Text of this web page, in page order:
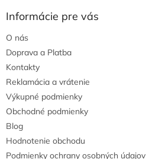
Informácie pre vás
O nás
Doprava a Platba
Kontakty
Reklamácia a vrátenie
Výkupné podmienky
Obchodné podmienky
Blog
Hodnotenie obchodu
Podmienky ochrany osobných údajov